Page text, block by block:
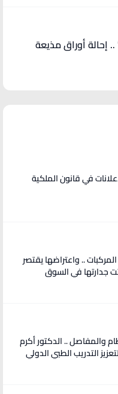
في قضية "المخدرات الكبرى" .. إحالة أوراق مذيعة
في قانون الملكية
أبو ناصر: المنطقة الحرة تؤيد تنظيم سوق المركبات .. واعتراضها يقتصر
جدارتها في السوق
شراكة أردنية – برتغالية لتطوير جراحة العظام والمفاصل .. الدكتور أكرم
التدريب الطبي الدولي